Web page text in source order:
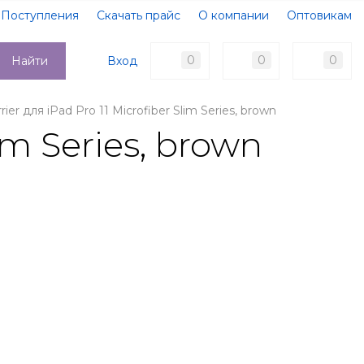
Поступления Скачать прайс О компании
Оптовикам
Доставка
Контакты
Вход 0 0 0
Найти
для iPad Pro 11 Microfiber Slim Series, brown
Series, brown